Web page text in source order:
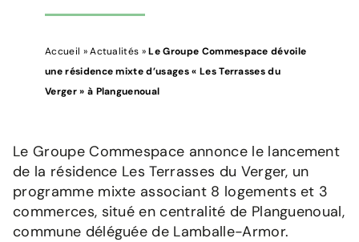
Accueil »Actualités »Le Groupe Commespace dévoile
une résidence mixte d’usages « Les Terrasses du
Verger » à Planguenoual
Le Groupe Commespace annonce le lancement
de la résidence Les Terrasses du Verger, un
programme mixte associant 8 logements et 3
commerces, situé en centralité de Planguenoual,
commune déléguée de Lamballe-Armor.